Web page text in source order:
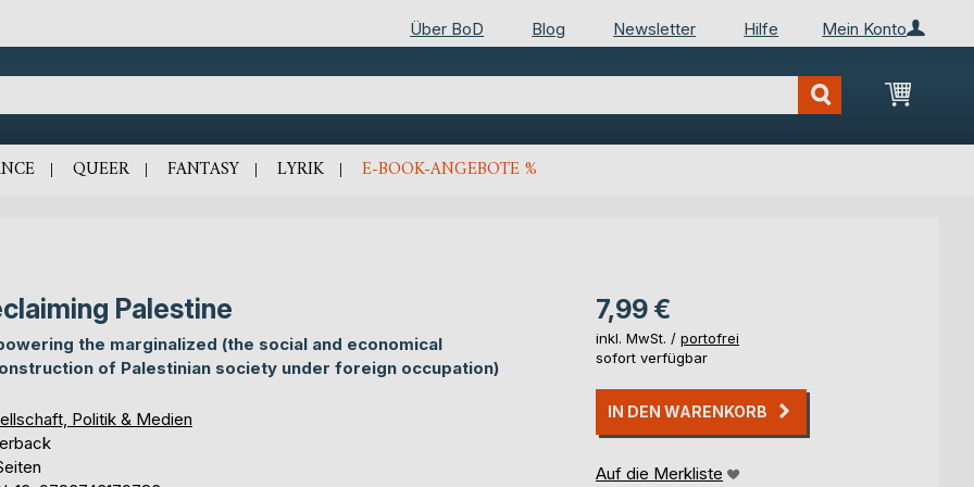
Mein Konto
Über BoD Blog Newsletter Hilfe
Mein
QUEER FANTASY LYRIK E-BOOK-ANGEBOTE %
Palestine
the marginalized (the social and economical
of Palestinian society under foreign occupation)
Politik & Medien
7,99 €
inkl. MwSt. / portofrei
sofort verfügbar
IN DEN WARENKORB
Auf die Merkliste